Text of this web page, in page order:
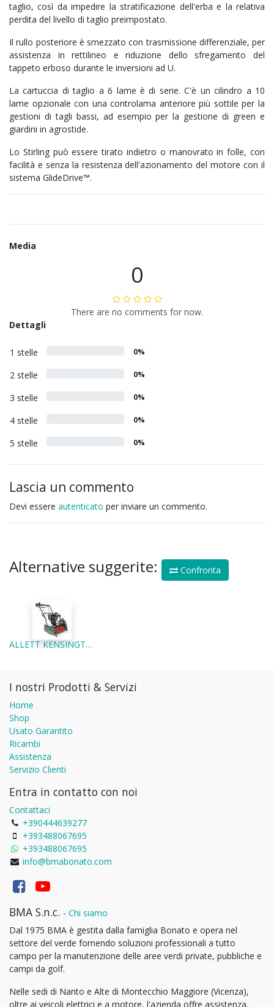
taglio, così da impedire la stratificazione dell'erba e la relativa
perdita del livello di taglio preimpostato.
Il rullo posteriore è smezzato con trasmissione differenziale, per
assistenza in rettilineo e riduzione dello sfregamento del
tappeto erboso durante le inversioni ad U.
La cartuccia di taglio a 6 lame è di serie. C'è un cilindro a 10
lame opzionale con una controlama anteriore più sottile per la
gestioni di tagli bassi, ad esempio per la gestione di green e
giardini in agrostide.
Lo Stirling può essere tirato indietro o manovrato in folle, con
facilità e senza la resistenza dell'azionamento del motore con il
sistema GlideDrive™.
Media
0
There are no comments for now.
Dettagli
1 stelle 0%
2 stelle 0%
3 stelle 0%
4 stelle 0%
5 stelle 0%
Lascia un commento
Devi essere autenticato per inviare un commento.
Alternative suggerite: Confronta
ALLETT KENSINGTON 20B - TOSAERBA ELICOIDALE PROFESSIONALE A CARTUCCE
I nostri Prodotti & Servizi
Home
Shop
Usato Garantito
Ricambi
Assistenza
Servizio Clienti
Entra in contatto con noi
Contattaci
+390444639277
+393488067695
+393488067695
info@bmabonato.com
BMA S.n.c. - Chi siamo
Dal 1975 BMA è gestita dalla famiglia Bonato e opera nel
settore del verde fornendo soluzioni professionali a tutto
campo per la manutenzione delle aree verdi private, pubbliche e
campi da golf.
Nelle sedi di Nanto e Alte di Montecchio Maggiore (Vicenza),
oltre ai veicoli elettrici e a motore, l'azienda offre assistenza,